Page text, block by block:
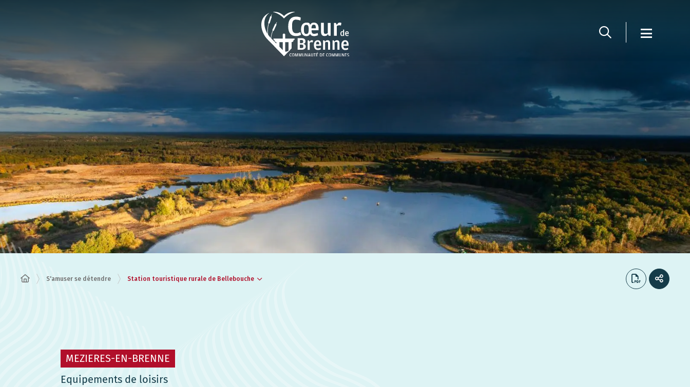
S'amuser se détendre Station touristique rurale de Bellebouche
MEZIERES-EN-BRENNE
Equipements de loisirs